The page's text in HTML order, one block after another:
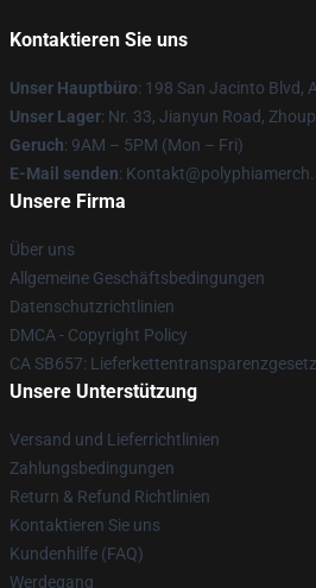
Kontaktieren Sie uns
Unser Hauptbüro: 198 San Jacinto Blvd,
Unser Lager: Nr. 33, Jianyun Road,
Geruch: 9AM – 5PM (Mon – Fri)
E-Mail senden:
Unsere Firma
Über uns
Allgemeine Geschäftsbedingungen
Datenschutzrichtlinien
DMCA - Copyright Policy
CA SB657: Lieferkettentransparenzgesetz
Unsere Unterstützung
Versand und Lieferrichtlinien
Zahlungsbedingungen
Return & Refund Richtlinien
Kontaktieren Sie uns
Kundenhilfe (FAQ)
Werdegang